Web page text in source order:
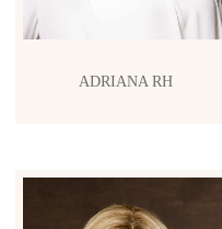
ADRIANA RH